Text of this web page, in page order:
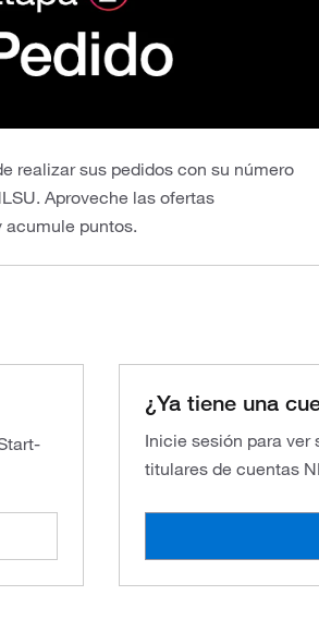
realizar sus pedidos con su número
Aproveche las ofertas
acumule puntos.
¿Ya tiene una
Inicie sesión para
titulares de cuentas